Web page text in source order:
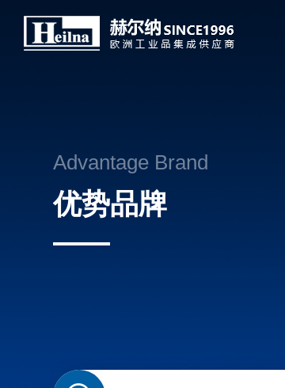
Advantage Brand
优势品牌